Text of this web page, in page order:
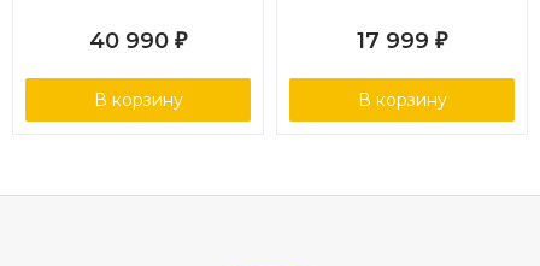
40 990 ₽
В корзину
17 999 ₽
В корзину